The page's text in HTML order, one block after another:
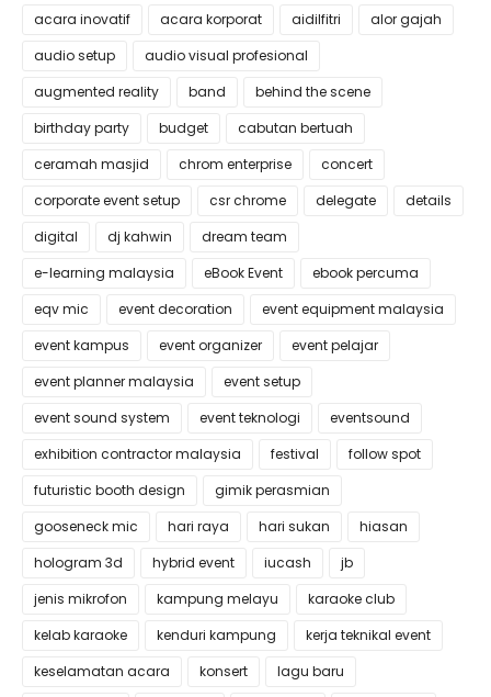
acara inovatif acara korporat aidilfitri
alor gajah
audio setup
audio visual profesional
augmented reality
band
behind the scene
birthday party
budget
cabutan bertuah
ceramah masjid
chrom enterprise
concert
corporate event setup
csr chrome delegate
details
digital
dj kahwin
dream team
e-learning malaysia
eBook Event
ebook percuma
eqv mic
event decoration
event equipment malaysia
event kampus
event organizer
event pelajar
event planner malaysia
event setup
event sound system
event teknologi
eventsound
exhibition contractor malaysia
festival
follow spot
futuristic booth design
gimik perasmian
gooseneck mic
hari raya hari sukan
hiasan
hologram 3d
hybrid event iucash
jb
jenis mikrofon
kampung melayu
karaoke club
kelab karaoke
kenduri kampung
kerja teknikal event
keselamatan acara
konsert
lagu baru